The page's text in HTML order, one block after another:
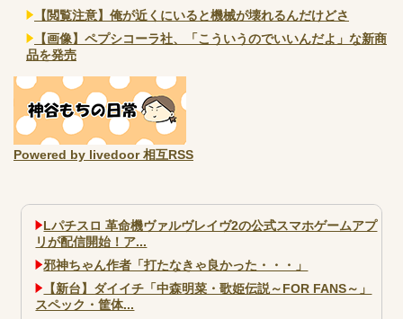
【閲覧注意】俺が近くにいると機械が壊れるんだけどさ
【画像】ペプシコーラ社、「こういうのでいいんだよ」な新商
品を発売
Powered by livedoor 相互RSS
Lパチスロ 革命機ヴァルヴレイヴ2の公式スマホゲームアプ
リが配信開始！ア...
邪神ちゃん作者「打たなきゃ良かった・・・」
【新台】ダイイチ「中森明菜・歌姫伝説～FOR FANS～」
スペック・筐体...